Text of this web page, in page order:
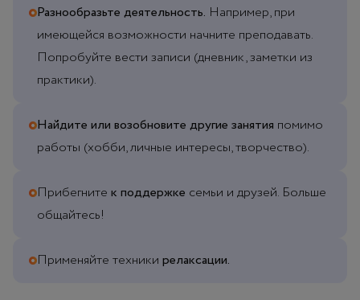
Разнообразьте деятельность. Например, при
имеющейся возможности начните преподавать.
Попробуйте вести записи (дневник, заметки из
практики).
Найдите или возобновите другие занятия помимо
работы (хобби, личные интересы, творчество).
Прибегните к поддержке семьи и друзей. Больше
общайтесь!
Применяйте техники релаксации.